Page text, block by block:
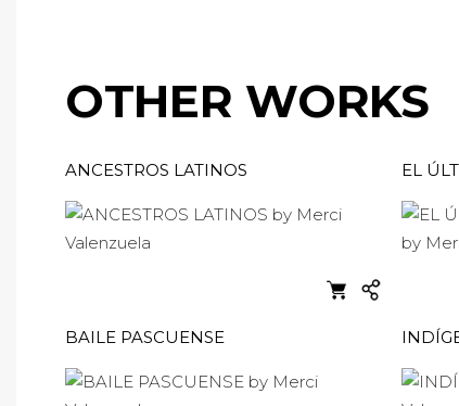
OTHER WORKS
ANCESTROS LATINOS EL
BAILE PASCUENSE